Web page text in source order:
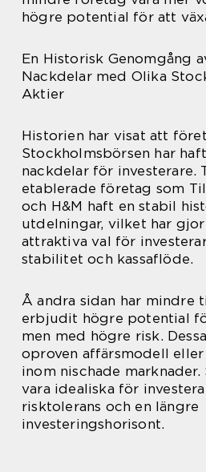
högre potential för att
En Historisk Genomgång
Nackdelar med Olika
Aktier
Historien har visat att
Stockholmsbörsen har
nackdelar för investerare.
etablerade företag som
och H&M haft en stabil
utdelningar, vilket har
attraktiva val för
stabilitet och kassaflöde.
Å andra sidan har mindre
erbjudit högre potential
men med högre risk.
oproven affärsmodell eller
inom nischade marknader.
vara idealiska för
risktolerans och en längre
investeringshorisont.